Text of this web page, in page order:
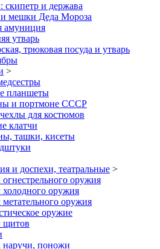
скипетр и держава
мешки Деда Мороза
амуниция
утварь
трюковая посуда и утварь
>
планшеты
и портмоне СССР
для костюмов
клатчи
ташки, кисеты
и доспехи, театральные >
оружия
оружия
оружия
оружие
поножи